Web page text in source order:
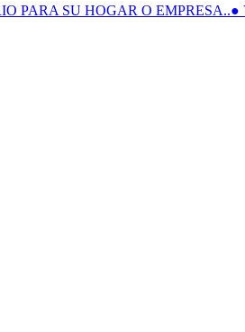
PARA SU HOGAR O EMPRESA..●